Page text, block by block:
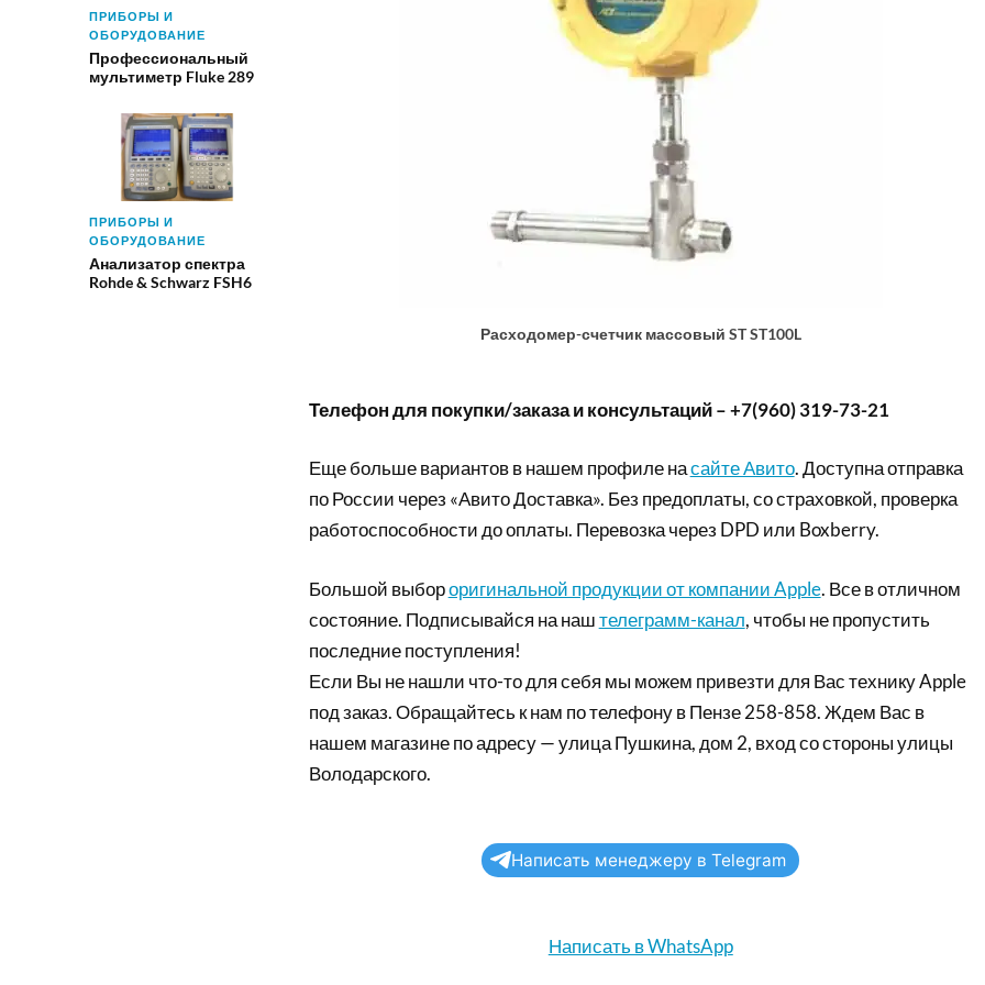
ПРИБОРЫ И
ОБОРУДОВАНИЕ
Профессиональный
мультиметр Fluke 289
ПРИБОРЫ И
ОБОРУДОВАНИЕ
Анализатор спектра
Rohde & Schwarz FSH6
Расходомер-счетчик массовый ST ST100L
Телефон для покупки/заказа и консультаций – +7(960) 319-73-21
Еще больше вариантов в нашем профиле насайте Авито. Доступна отправка
по России через «Авито Доставка». Без предоплаты, со страховкой, проверка
работоспособности до оплаты. Перевозка через DPD или Boxberry.
Большой выбороригинальной продукции от компании Apple. Все в отличном
состояние. Подписывайся на наштелеграмм-канал, чтобы не пропустить
последние поступления!
Если Вы не нашли что-то для себя мы можем привезти для Вас технику Apple
под заказ. Обращайтесь к нам по телефону в Пензе 258-858. Ждем Вас в
нашем магазине по адресу — улица Пушкина, дом 2, вход со стороны улицы
Володарского.
Написать менеджеру в Telegram
Написать в WhatsApp